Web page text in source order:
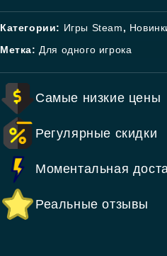
Категории: Игры Steam,
Метка: Для одного игрока
Самые низкие цены
Регулярные скидки
Моментальная
Реальные отзывы